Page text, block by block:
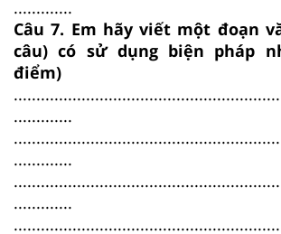
.............
Câu 7. Em hãy viết một đoạn
câu) có sử dụng biện pháp
điểm)
.............
.............
.............